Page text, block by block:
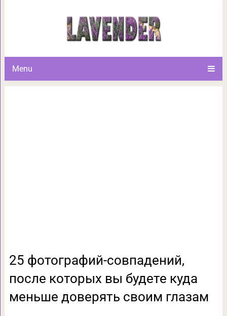
Menu
25 фотографий-совпадений,
меньше
25 фотографий-совпадений,
после которых вы будете куда
меньше доверять своим глазам